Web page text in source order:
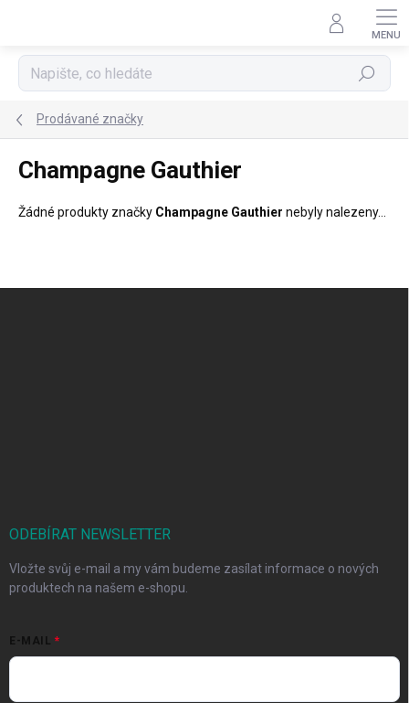
Hledat
Prodávané značky
Champagne Gauthier
Žádné produkty značky Champagne Gauthier nebyly nalezeny...
ODEBÍRAT NEWSLETTER
Vložte svůj e-mail a my vám budeme zasílat informace o nových
produktech na našem e-shopu.
E-MAIL